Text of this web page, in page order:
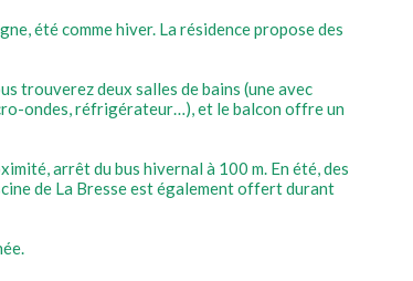
été comme hiver. La résidence propose des
trouverez deux salles de bains (une avec
ondes, réfrigérateur…), et le balcon offre un
arrêt du bus hivernal à 100 m. En été, des
de La Bresse est également offert durant